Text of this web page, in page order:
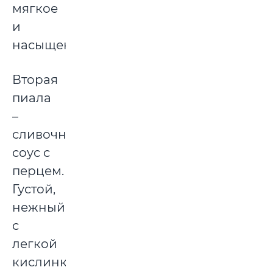
мягкое
и
насыщенное.
Вторая
пиала
–
сливочный
соус с
перцем.
Густой,
нежный,
с
легкой
кислинкой